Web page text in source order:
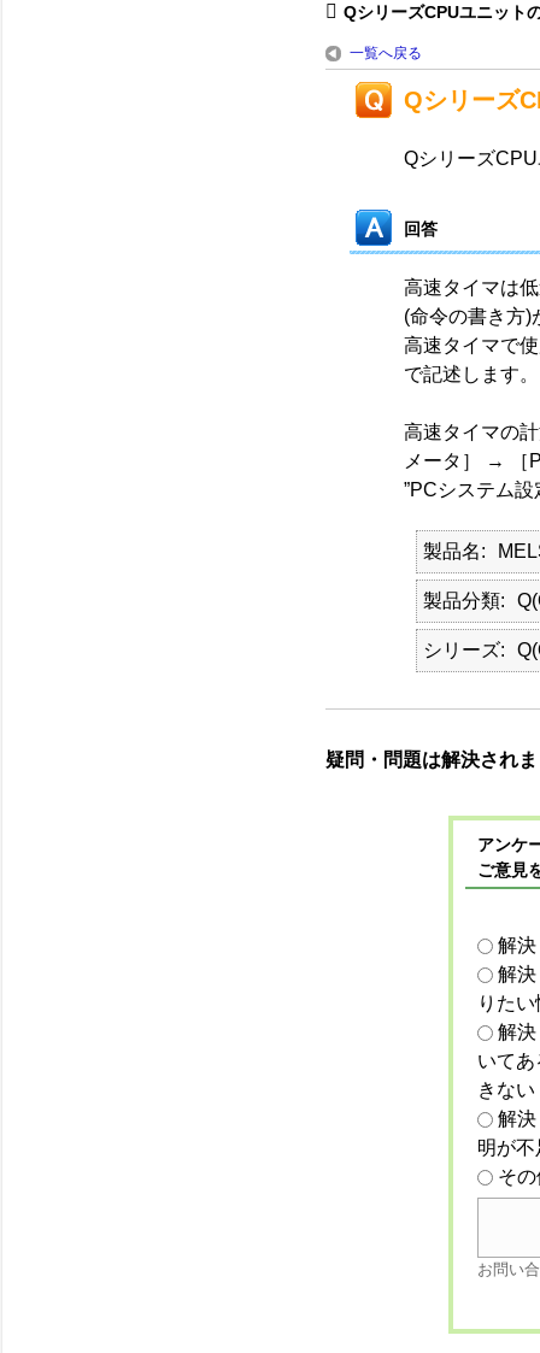
QシリーズCPUユニット
一覧へ戻る
Qシリーズ
Qシリーズ
回答
高速タイマは
(命令の書き方)
高速タイマで
で記述します。
高速タイマの
メータ］ → ［
”PCシステム設
製品名
製品分類
シリーズ
疑問・問題は解決され
アンケ
ご意見
解
解
りた
解
いて
きない
解
明が
そ
お問い